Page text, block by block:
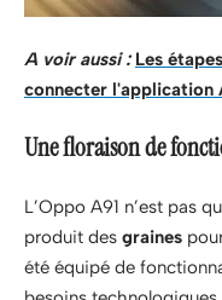
A voir aussi : Les
connecter l'application
Une floraison de
L’Oppo A91 n’est pas
produit des graines
été équipé de